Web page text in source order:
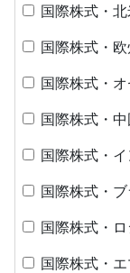
国際株式・北
国際株式・欧
国際株式・
国際株式・中
国際株式・
国際株式・
国際株式・
国際株式・